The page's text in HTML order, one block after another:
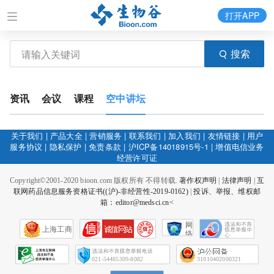
搜索
打开APP
资讯 会议 课程 空中讲坛
关于我们 | 产品大全|营销服务 | 联系我们 | 加入我们 | 友情链接 | 用户
服务协议 | 隐私保护 |免责条款 | 沪ICP备14018915号-1 |增值电信业务
经营许可证
Copyright©2001-2020 bioon.com 版权所有 不得转载.著作权声明 法律声明
互
联网药品信息服务资格证书((沪)-非经营性-2019-0162)|投诉、举报、维权邮
箱：editor@medsci.cn<
上海工商
网
络
会
征
021-54485309-8082 31010402000321